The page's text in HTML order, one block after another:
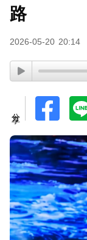
泰男團
路
2026-05-20 20:14